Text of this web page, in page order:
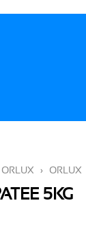
ORLUX › ORLUX
5KG